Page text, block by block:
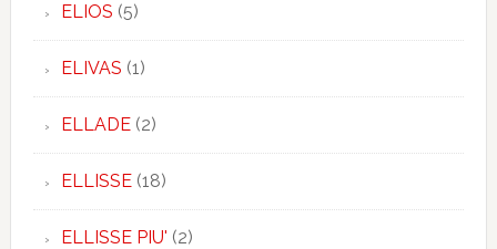
ELIOS (5)
ELIVAS (1)
ELLADE(2)
ELLISSE(18)
ELLISSE PIU' (2)